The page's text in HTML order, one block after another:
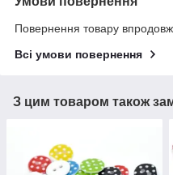
Повернення товару
Всі умови повернення
З цим товаром також